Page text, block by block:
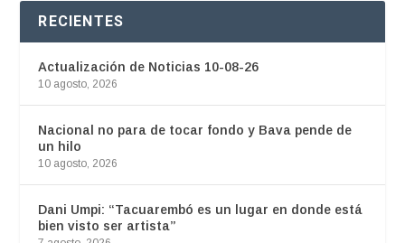
RECIENTES
Actualización de Noticias 10-08-26
10 agosto, 2026
Nacional no para de tocar fondo y Bava pende de
un hilo
10 agosto, 2026
Dani Umpi: “Tacuarembó es un lugar en donde está
bien visto ser artista”